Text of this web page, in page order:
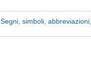
Segni, simboli,